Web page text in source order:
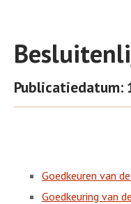
Goedkeuren van
Goedkeuring van